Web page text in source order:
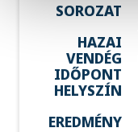
SOROZAT
HAZAI
VENDÉG
IDŐPONT
HELYSZÍN
EREDMÉNY